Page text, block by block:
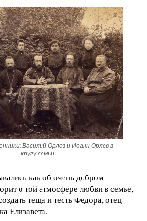
Василий Орлов и Иоанн Орлов в
кругу семьи
как об очень добром
о той атмосфере любви в семье,
теща и тесть Федора, отец
Елизавета.